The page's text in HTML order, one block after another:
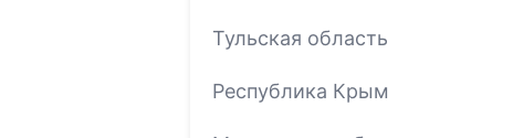
Тульская область
Республика Крым